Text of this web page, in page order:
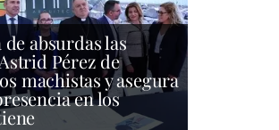
absurdas las
Pérez de
machistas y asegura
en los